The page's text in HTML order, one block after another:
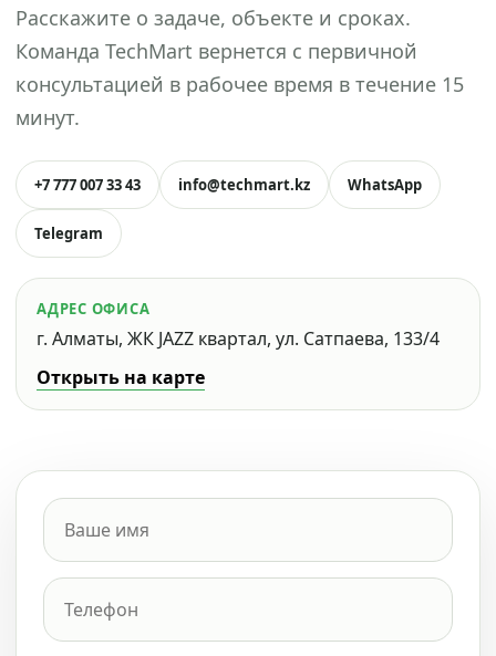
Расскажите о задаче, объекте и сроках.
Команда TechMart вернется с первичной
консультацией в рабочее время в течение 15
минут.
+7 777 007 33 43 info@techmart.kz WhatsApp
Telegram
АДРЕС ОФИСА
г. Алматы, ЖК JAZZ квартал, ул. Сатпаева, 133/4
Открыть на карте